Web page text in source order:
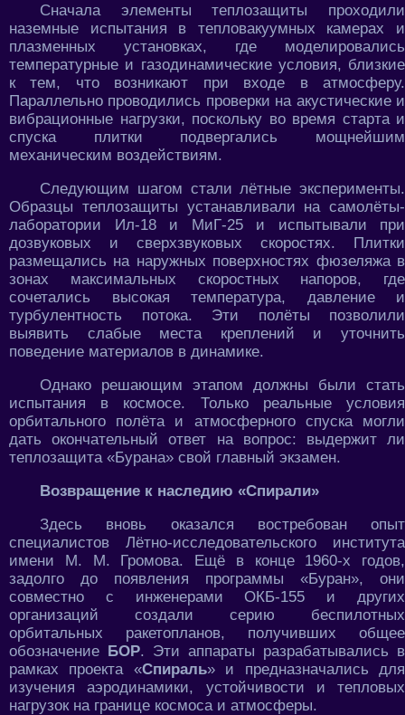
Сначала элементы теплозащиты проходили
наземные испытания в тепловакуумных камерах и
плазменных установках, где моделировались
температурные и газодинамические условия, близкие
к тем, что возникают при входе в атмосферу.
Параллельно проводились проверки на акустические и
вибрационные нагрузки, поскольку во время старта и
спуска плитки подвергались мощнейшим
механическим воздействиям.
Следующим шагом стали лётные эксперименты.
Образцы теплозащиты устанавливали на самолёты-
лаборатории Ил-18 и МиГ-25 и испытывали при
дозвуковых и сверхзвуковых скоростях. Плитки
размещались на наружных поверхностях фюзеляжа в
зонах максимальных скоростных напоров, где
сочетались высокая температура, давление и
турбулентность потока. Эти полёты позволили
выявить слабые места креплений и уточнить
поведение материалов в динамике.
Однако решающим этапом должны были стать
испытания в космосе. Только реальные условия
орбитального полёта и атмосферного спуска могли
дать окончательный ответ на вопрос: выдержит ли
теплозащита «Бурана» свой главный экзамен.
Возвращение к наследию «Спирали»
Здесь вновь оказался востребован опыт
специалистов Лётно-исследовательского института
имени М. М. Громова. Ещё в конце 1960-х годов,
задолго до появления программы «Буран», они
совместно с инженерами ОКБ-155 и других
организаций создали серию беспилотных
орбитальных ракетопланов, получивших общее
обозначение БОР. Эти аппараты разрабатывались в
рамках проекта «Спираль» и предназначались для
изучения аэродинамики, устойчивости и тепловых
нагрузок на границе космоса и атмосферы.